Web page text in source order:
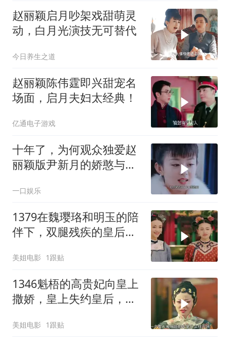
赵丽颖启月吵架戏甜萌灵
动，白月光演技无可替代
今日养生之道
赵丽颖陈伟霆即兴甜宠名
场面，启月夫妇太经典！
亿通电子游戏
十年了，为何观众独爱赵
丽颖版尹新月的娇憨与决
一口娱乐
1379在魏璎珞和明玉的陪
伴下，双腿残疾的皇后终
化中
美姐电影 1跟贴
1346魁梧的高贵妃向皇上
撒娇，皇上失约皇后，魏
美姐电影 1跟贴